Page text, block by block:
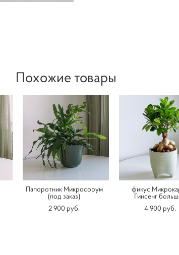
Похожие товары
Папоротник Микросорум
(под заказ)
2 900 pуб.
фикус
Гинсенг
4 900 pуб.